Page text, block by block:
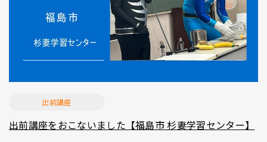
出前講座
出前講座をおこないました【福島市 杉妻学習センター】